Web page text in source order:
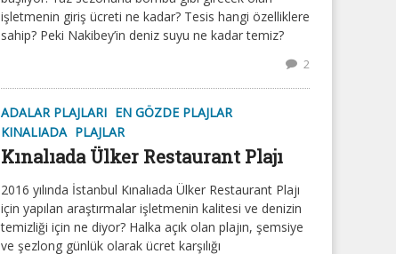
işletmenin giriş ücreti ne kadar? Tesis hangi özelliklere
sahip? Peki Nakibey’in deniz suyu ne kadar temiz?
2
ADALAR PLAJLARI EN GÖZDE PLAJLAR
KINALIADA PLAJLAR
Kınalıada Ülker Restaurant Plajı
2016 yılında İstanbul Kınalıada Ülker Restaurant Plajı
için yapılan araştırmalar işletmenin kalitesi ve denizin
temizliği için ne diyor? Halka açık olan plajın, şemsiye
ve şezlong günlük olarak ücret karşılığı